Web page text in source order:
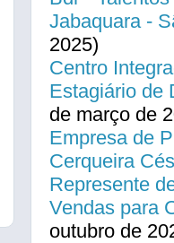
Jabaquara -
2025)
Centro
Estagiário de
de março de
Empresa de
Cerqueira
Represente
Vendas para
outubro de